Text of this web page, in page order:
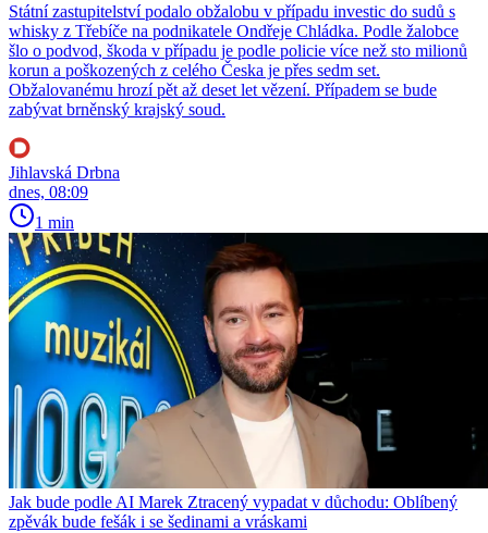
Státní zastupitelství podalo obžalobu v případu investic do sudů s
whisky z Třebíče na podnikatele Ondřeje Chládka. Podle žalobce
šlo o podvod, škoda v případu je podle policie více než sto milionů
korun a poškozených z celého Česka je přes sedm set.
Obžalovanému hrozí pět až deset let vězení. Případem se bude
zabývat brněnský krajský soud.
Jihlavská Drbna
dnes, 08:09
1 min
Jak bude podle AI Marek Ztracený vypadat v důchodu: Oblíbený
zpěvák bude fešák i se šedinami a vráskami